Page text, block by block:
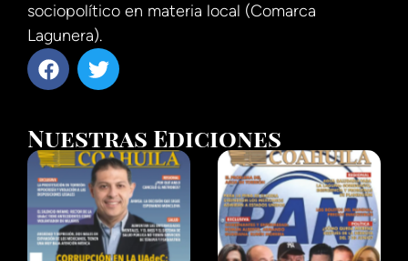
sociopolítico en materia local (Comarca
Lagunera).
Nuestras Ediciones